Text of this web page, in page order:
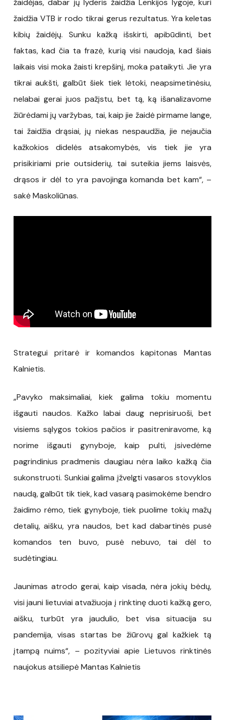
žaidėjas, dabar jų lyderis žaidžia Lenkijos lygoje, kuri
žaidžia VTB ir rodo tikrai gerus rezultatus. Yra keletas
kibių žaidėjų. Sunku kažką išskirti, apibūdinti, bet
faktas, kad čia ta frazė, kurią visi naudoja, kad šiais
laikais visi moka žaisti krepšinį, moka pataikyti. Jie yra
tikrai aukšti, galbūt šiek tiek lėtoki, neapsimetinėsiu,
nelabai gerai juos pažįstu, bet tą, ką išanalizavome
žiūrėdami jų varžybas, tai, kaip jie žaidė pirmame lange,
tai žaidžia drąsiai, jų niekas nespaudžia, jie nejaučia
kažkokios didelės atsakomybės, vis tiek jie yra
prisikiriami prie outsiderių, tai suteikia jiems laisvės,
drąsos ir dėl to yra pavojinga komanda bet kam“, –
sakė Maskoliūnas.
Strategui pritarė ir komandos kapitonas Mantas
Kalnietis.
„Pavyko maksimaliai, kiek galima tokiu momentu
išgauti naudos. Kažko labai daug neprisiruoši, bet
visiems sąlygos tokios pačios ir pasitreniravome, ką
norime išgauti gynyboje, kaip pulti, įsivedėme
pagrindinius pradmenis daugiau nėra laiko kažką čia
sukonstruoti. Sunkiai galima įžvelgti vasaros stovyklos
naudą, galbūt tik tiek, kad vasarą pasimokėme bendro
žaidimo rėmo, tiek gynyboje, tiek puolime tokių mažų
detalių, aišku, yra naudos, bet kad dabartinės pusė
komandos ten buvo, pusė nebuvo, tai dėl to
sudėtingiau.
Jaunimas atrodo gerai, kaip visada, nėra jokių bėdų,
visi jauni lietuviai atvažiuoja į rinktinę duoti kažką gero,
aišku, turbūt yra jaudulio, bet visa situacija su
pandemija, visas startas be žiūrovų gal kažkiek tą
įtampą nuims“, – pozityviai apie Lietuvos rinktinės
naujokus atsiliepė Mantas Kalnietis